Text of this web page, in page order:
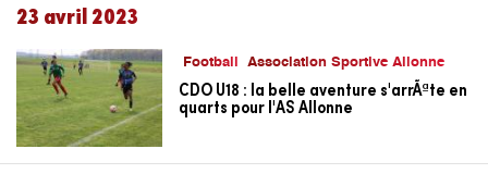
23 avril 2023
Football Association Sportive Allonne
CDO U18 : la belle aventure s'arrÃªte en
quarts pour l'AS Allonne